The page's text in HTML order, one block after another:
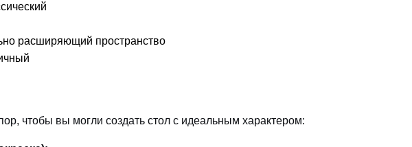
расширяющий пространство
чтобы вы могли создать стол с идеальным характером: